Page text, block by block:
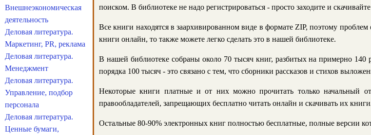
поиском. В библиотеке не надо регистрироваться - просто заходите и
Все книги находятся в заархивированном виде в формате ZIP, поэтому
книги онлайн, то также можете легко сделать это в нашей библиотеке.
В нашей библиотеке собраны около 70 тысяч книг, разбитых на примерно 140
порядка 100 тысяч - это связано с тем, что сборники рассказов и стихов
Некоторые книги платные и от них можно прочитать только начальный
правообладателей, запрещающих бесплатно читать онлайн и скачивать их
Остальные 80-90% электронных книг полностью бесплатные, полные версии
Внешнеэкономическая
деятельность
Деловая литература.
Маркетинг, PR, реклама
Деловая литература.
Менеджмент
Деловая литература.
Управление, подбор
персонала
Деловая литература.
Ценные бумаги,